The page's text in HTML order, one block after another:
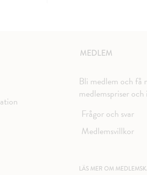
MEDLEM
Bli medlem och få
medlemspriser
Frågor och svar
Medlemsvillkor
LÄS MER OM